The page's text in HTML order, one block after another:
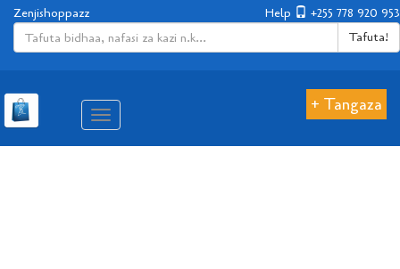
Help +255 778 920 953
Zenjishoppazz
Tafuta!
Aina
ya
+ Tangaza